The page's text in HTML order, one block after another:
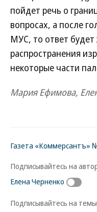
пойдет речь о
вопросах, а после
МУС, то ответ
распространения
некоторые части
Мария Ефимова,
Газета «Коммерсантъ»
Подписывайтесь на
Елена Черненко
Подписывайтесь на